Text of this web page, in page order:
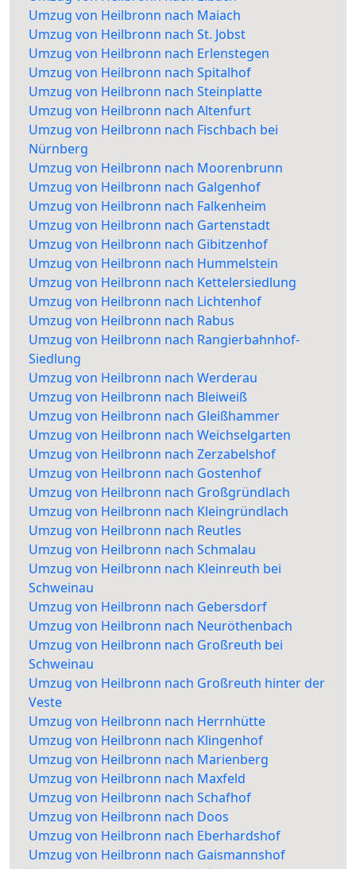
Umzug von Heilbronn nach Maiach
Umzug von Heilbronn nach St. Jobst
Umzug von Heilbronn nach Erlenstegen
Umzug von Heilbronn nach Spitalhof
Umzug von Heilbronn nach Steinplatte
Umzug von Heilbronn nach Altenfurt
Umzug von Heilbronn nach Fischbach bei
Nürnberg
Umzug von Heilbronn nach Moorenbrunn
Umzug von Heilbronn nach Galgenhof
Umzug von Heilbronn nach Falkenheim
Umzug von Heilbronn nach Gartenstadt
Umzug von Heilbronn nach Gibitzenhof
Umzug von Heilbronn nach Hummelstein
Umzug von Heilbronn nach Kettelersiedlung
Umzug von Heilbronn nach Lichtenhof
Umzug von Heilbronn nach Rabus
Umzug von Heilbronn nach Rangierbahnhof-
Siedlung
Umzug von Heilbronn nach Werderau
Umzug von Heilbronn nach Bleiweiß
Umzug von Heilbronn nach Gleißhammer
Umzug von Heilbronn nach Weichselgarten
Umzug von Heilbronn nach Zerzabelshof
Umzug von Heilbronn nach Gostenhof
Umzug von Heilbronn nach Großgründlach
Umzug von Heilbronn nach Kleingründlach
Umzug von Heilbronn nach Reutles
Umzug von Heilbronn nach Schmalau
Umzug von Heilbronn nach Kleinreuth bei
Schweinau
Umzug von Heilbronn nach Gebersdorf
Umzug von Heilbronn nach Neuröthenbach
Umzug von Heilbronn nach Großreuth bei
Schweinau
Umzug von Heilbronn nach Großreuth hinter der
Veste
Umzug von Heilbronn nach Herrnhütte
Umzug von Heilbronn nach Klingenhof
Umzug von Heilbronn nach Marienberg
Umzug von Heilbronn nach Maxfeld
Umzug von Heilbronn nach Schafhof
Umzug von Heilbronn nach Doos
Umzug von Heilbronn nach Eberhardshof
Umzug von Heilbronn nach Gaismannshof